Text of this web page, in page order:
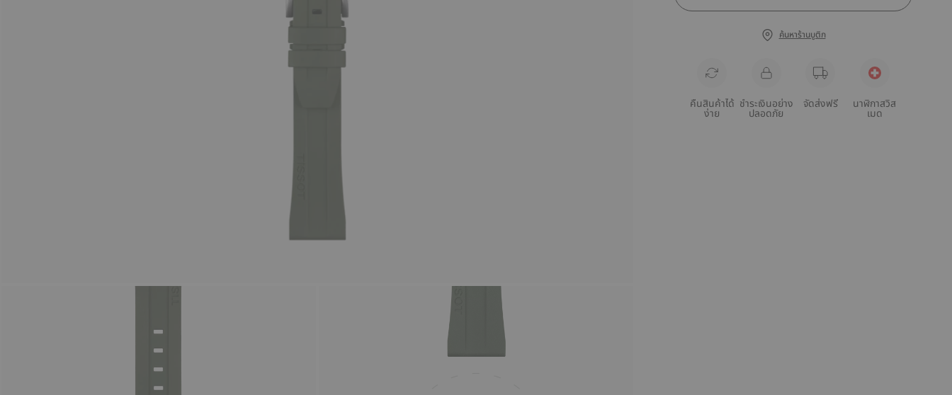
ค้นหาร้านบูติก
คืนสินค้าได้
ง่าย
ชำระเงินอย่าง
ปลอดภัย
จัดส่งฟรี นาฬิกาสวิส
เมด